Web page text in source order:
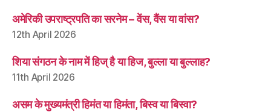
अमेरिकी उपराष्ट्रपति का सरनेम – वेंस, वैंस या वांस?
12th April 2026
शिया संगठन के नाम में हिज् है या हिज, बुल्ला या बुल्लाह?
11th April 2026
असम के मुख्यमंत्री हिमंत या हिमंता, बिस्व या बिस्वा?